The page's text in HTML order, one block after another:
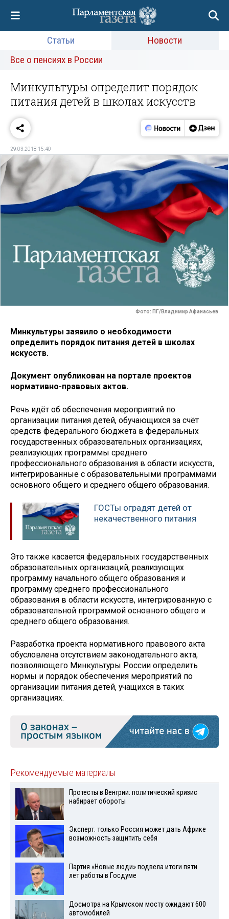
Статьи
Новости
Все о пенсиях в России
Минкультуры определит порядок
питания детей в школах искусств
29.03.2018 15:40
Фото: ПГ/Владимир Афанасьев
Минкультуры заявило о необходимости
определить порядок питания детей в школах
искусств.
Документ опубликован на портале проектов
нормативно-правовых актов.
Речь идёт об обеспечения мероприятий по
организации питания детей, обучающихся за счёт
средств федерального бюджета в федеральных
государственных образовательных организациях,
реализующих программы среднего
профессионального образования в области искусств,
интегрированные с образовательными программами
основного общего и среднего общего образования.
ГОСТы оградят детей от
некачественного питания
Это также касается федеральных государственных
образовательных организаций, реализующих
программу начального общего образования и
программу среднего профессионального
образования в области искусств, интегрированную с
образовательной программой основного общего и
среднего общего образования.
Разработка проекта нормативного правового акта
обусловлена отсутствием законодательного акта,
позволяющего Минкультуры России определить
нормы и порядок обеспечения мероприятий по
организации питания детей, учащихся в таких
организациях.
Рекомендуемые материалы
Протесты в Венгрии: политический кризис
набирает обороты
Эксперт: только Россия может дать Африке
возможность защитить себя
Партия «Новые люди» подвела итоги пяти
лет работы в Госдуме
Досмотра на Крымском мосту ожидают 600
автомобилей